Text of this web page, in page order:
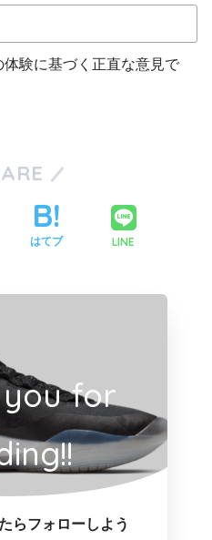
験に基づく正直な意見で
はてブ LINE
for
らフォローしよう